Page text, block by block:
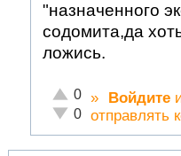
"назначенного
содомита,да
ложись.
Отлично!
0
Неадекватно!
0
» Войдите
отправлять